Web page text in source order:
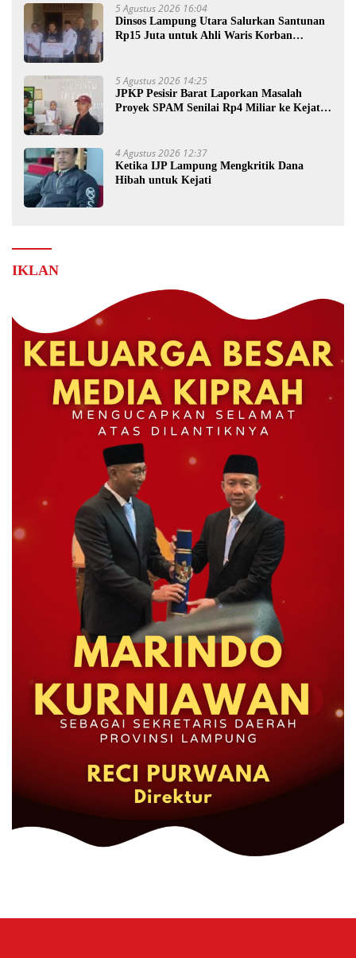
5 Agustus 2026 16:04
Dinsos Lampung Utara Salurkan Santunan
Rp15 Juta untuk Ahli Waris Korban
5 Agustus 2026 14:25
JPKP Pesisir Barat Laporkan Masalah
Proyek SPAM Senilai Rp4 Miliar ke Kejati
4 Agustus 2026 12:37
Ketika IJP Lampung Mengkritik Dana
Hibah untuk Kejati
IKLAN